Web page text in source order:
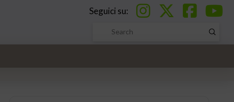
Seguici su:
Search
Submit